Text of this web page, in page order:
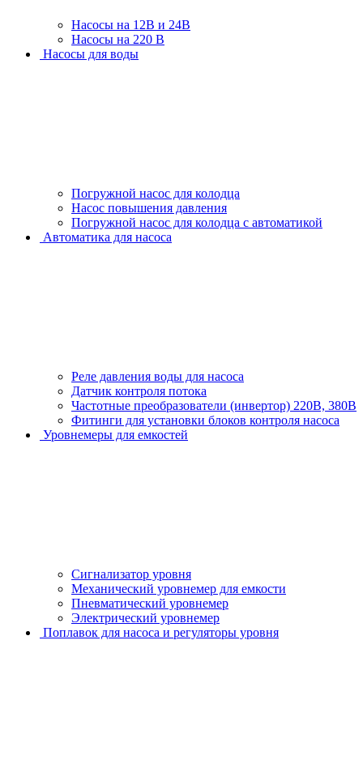
Насосы на 12В и 24В
Насосы на 220 В
Насосы для воды
Погружной насос для колодца
Насос повышения давления
Погружной насос для колодца с автоматикой
Автоматика для насоса
Реле давления воды для насоса
Датчик контроля потока
Частотные преобразователи (инвертор) 220В, 380В
Фитинги для установки блоков контроля насоса
Уровнемеры для емкостей
Сигнализатор уровня
Механический уровнемер для емкости
Пневматический уровнемер
Электрический уровнемер
Поплавок для насоса и регуляторы уровня